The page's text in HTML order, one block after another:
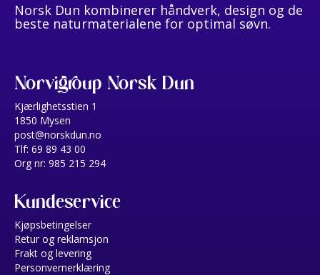
Norsk Dun kombinerer håndverk, design og de
beste naturmaterialene for optimal søvn.
Norvigroup Norsk Dun
Kjærlighetsstien 1
1850 Mysen
post@norskdun.no
Tlf: 69 89 43 00
Org nr: 985 215 294
Kundeservice
Kjøpsbetingelser
Retur og reklamsjon
Frakt og levering
Personvernerklæring